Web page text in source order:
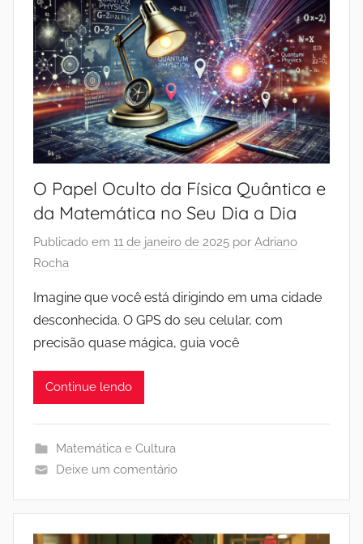
O Papel Oculto da Física Quântica e
da Matemática no Seu Dia a Dia
Publicado em 11 de janeiro de 2025 por Adriano
Rocha
Imagine que você está dirigindo em uma cidade
desconhecida. O GPS do seu celular, com
precisão quase mágica, guia você
Continue lendo
Matemática e Cultura
Deixe um comentário